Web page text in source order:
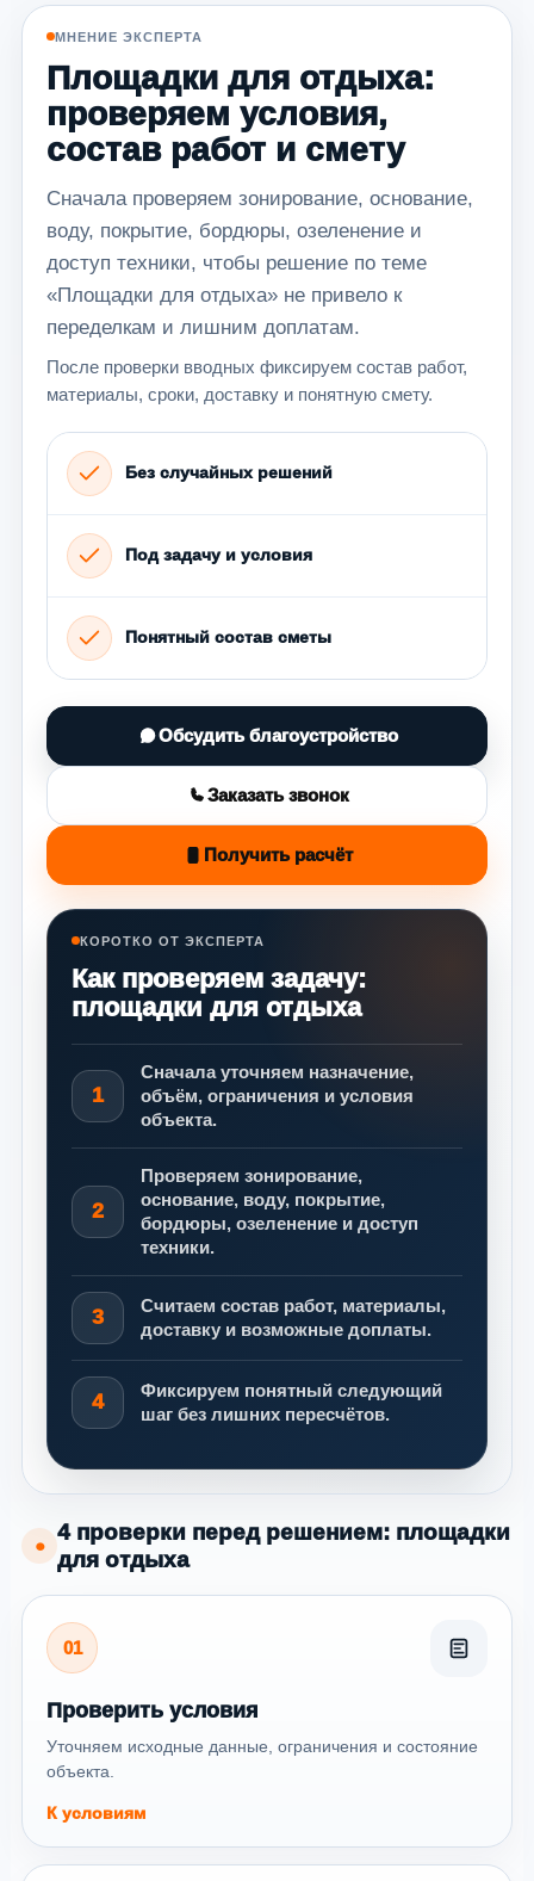
МНЕНИЕ ЭКСПЕРТА
Площадки для отдыха:
проверяем условия,
состав работ и смету
Сначала проверяем зонирование, основание,
воду, покрытие, бордюры, озеленение и
доступ техники, чтобы решение по теме
«Площадки для отдыха» не привело к
переделкам и лишним доплатам.
После проверки вводных фиксируем состав работ,
материалы, сроки, доставку и понятную смету.
Без случайных решений
Под задачу и условия
Понятный состав сметы
Обсудить благоустройство
Заказать звонок
Получить расчёт
КОРОТКО ОТ ЭКСПЕРТА
Как проверяем задачу:
площадки для отдыха
1
Сначала уточняем назначение,
объём, ограничения и условия
объекта.
2
Проверяем зонирование,
основание, воду, покрытие,
бордюры, озеленение и доступ
техники.
3
Считаем состав работ, материалы,
доставку и возможные доплаты.
4
Фиксируем понятный следующий
шаг без лишних пересчётов.
●
4 проверки перед решением: площадки
для отдыха
01
Проверить условия
Уточняем исходные данные, ограничения и состояние
объекта.
К условиям